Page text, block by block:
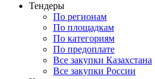
Тендеры
По регионам
По площадкам
По категориям
По предоплате
Все закупки Казахстана
Все закупки России